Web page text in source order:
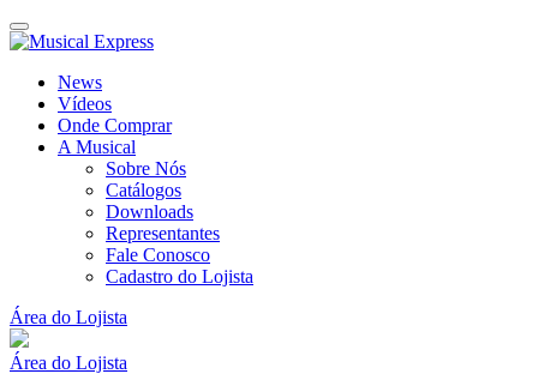
News
Vídeos
Onde Comprar
A Musical
Sobre Nós
Catálogos
Downloads
Representantes
Fale Conosco
Cadastro do Lojista
Área do Lojista
Área do Lojista